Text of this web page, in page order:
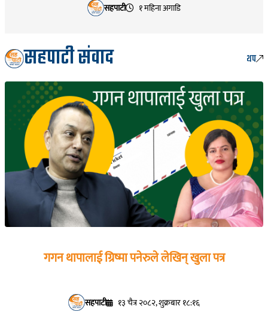
सहपाटी १ महिना अगाडि
सहपाटी संवाद थप
गगन थापालाई ग्रिष्मा पनेरुले लेखिन् खुला पत्र
सहपाटी १३ चैत्र २०८२, शुक्रबार १८:१६